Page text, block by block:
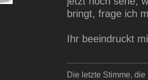
bringt, frage ich
Ihr beeindruckt
Die letzte Stimme,